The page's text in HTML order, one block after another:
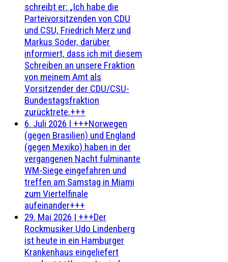
schreibt er: „Ich habe die
Parteivorsitzenden von CDU
und CSU, Friedrich Merz und
Markus Söder, darüber
informiert, dass ich mit diesem
Schreiben an unsere Fraktion
von meinem Amt als
Vorsitzender der CDU/CSU-
Bundestagsfraktion
zurücktrete.+++
6. Juli 2026 | +++Norwegen
(gegen Brasilien) und England
(gegen Mexiko) haben in der
vergangenen Nacht fulminante
WM-Siege eingefahren und
treffen am Samstag in Miami
zum Viertelfinale
aufeinander+++
29. Mai 2026 | +++Der
Rockmusiker Udo Lindenberg
ist heute in ein Hamburger
Krankenhaus eingeliefert